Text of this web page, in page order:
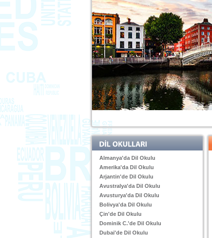
Almanya'da Dil Okulu
Amerika'da Dil Okulu
Arjantin'de Dil Okulu
Avustralya'da Dil Okulu
Avusturya'da Dil Okulu
Bolivya'da Dil Okulu
Çin'de Dil Okulu
Dominik C.'de Dil Okulu
Dubai'de Dil Okulu